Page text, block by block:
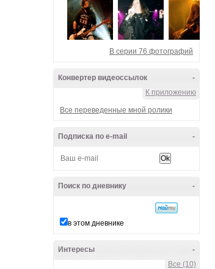
В серии 76 фотографий
-
Конвертер видеоссылок
К приложению
Все переведенные мной ролики
-
Подписка по e-mail
-
Поиск по дневнику
в этом дневнике
-
Интересы
Все (10)